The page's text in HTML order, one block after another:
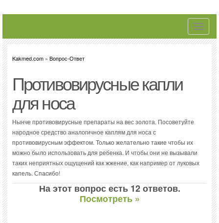
Toggle
Kakmed.com » Вопрос-Ответ
Противовирусные капли
для носа
Нынче противовирусные препараты на вес золота. Посоветуйте
народное средство аналогичное каплям для носа с
противовирусным эффектом. Только желательно такие чтобы их
можно было использовать для ребенка. И чтобы они не вызывали
таких неприятных ощущений как жжение, как например от луковых
капель. Спасибо!
На этот вопрос есть 12 ответов.
Посмотреть »